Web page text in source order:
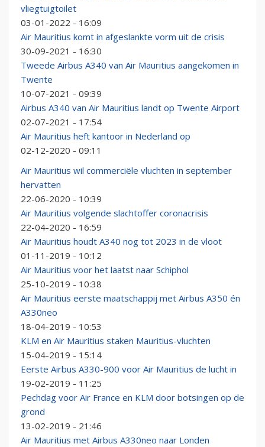
vliegtuigtoilet
03-01-2022 - 16:09
Air Mauritius komt in afgeslankte vorm uit de crisis
30-09-2021 - 16:30
Tweede Airbus A340 van Air Mauritius aangekomen in
Twente
10-07-2021 - 09:39
Airbus A340 van Air Mauritius landt op Twente Airport
02-07-2021 - 17:54
Air Mauritius heft kantoor in Nederland op
02-12-2020 - 09:11
Air Mauritius wil commerciële vluchten in september
hervatten
22-06-2020 - 10:39
Air Mauritius volgende slachtoffer coronacrisis
22-04-2020 - 16:59
Air Mauritius houdt A340 nog tot 2023 in de vloot
01-11-2019 - 10:12
Air Mauritius voor het laatst naar Schiphol
25-10-2019 - 10:38
Air Mauritius eerste maatschappij met Airbus A350 én
A330neo
18-04-2019 - 10:53
KLM en Air Mauritius staken Mauritius-vluchten
15-04-2019 - 15:14
Eerste Airbus A330-900 voor Air Mauritius de lucht in
19-02-2019 - 11:25
Pechdag voor Air France en KLM door botsingen op de
grond
13-02-2019 - 21:46
Air Mauritius met Airbus A330neo naar Londen